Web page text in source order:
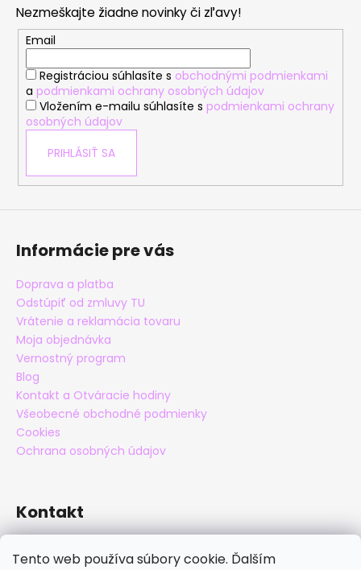
Tento web používa súbory cookie. Ďalším
Nezmeškajte žiadne novinky či zľavy!
Email
Registráciou súhlasíte s obchodnými podmienkami
a podmienkami ochrany osobných údajov
Vložením e-mailu súhlasíte s podmienkami ochrany
osobných údajov
PRIHLÁSIŤ SA
Informácie pre vás
Doprava a platba
Odstúpiť od zmluvy TU
Vrátenie a reklamácia tovaru
Moja objednávka
Vernostný program
Blog
Kontakt a Otváracie hodiny
Všeobecné obchodné podmienky
Cookies
Ochrana osobných údajov
Kontakt
+421 905 838 706